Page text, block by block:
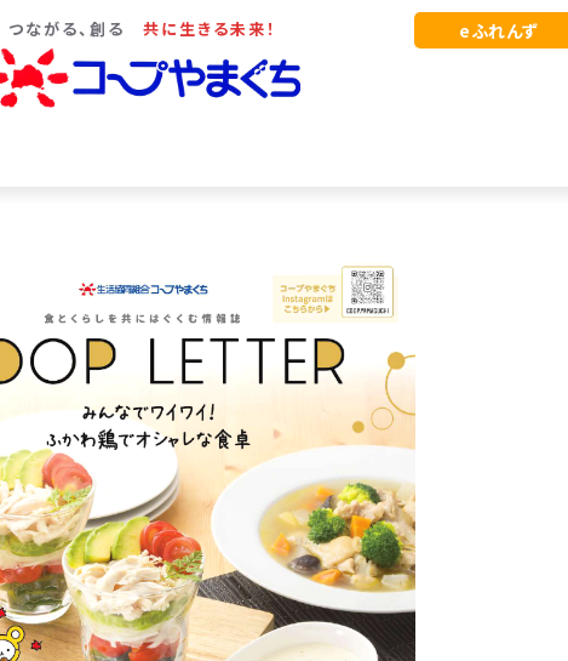
eふれんず
つながる、創る 共に生きる未来！